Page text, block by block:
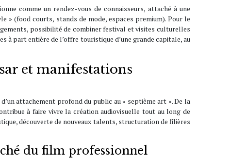
comme un rendez-vous de connaisseurs, attaché à une
» (food courts, stands de mode, espaces premium). Pour le
possibilité de combiner festival et visites culturelles
à part entière de l’offre touristique d’une grande capitale, au
et manifestations
attachement profond du public au « septième art ». De la
à faire vivre la création audiovisuelle tout au long de
découverte de nouveaux talents, structuration de filières
du film professionnel